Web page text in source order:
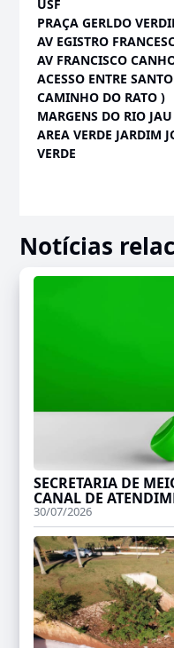
USF
PRAÇA GERLDO
AV EGISTRO
AV FRANCISCO
ACESSO ENTRE
CAMINHO DO RATO )
MARGENS DO RIO JAU
AREA VERDE JARDIM
VERDE
Notícias
SECRETARIA DE
CANAL DE
30/07/2026